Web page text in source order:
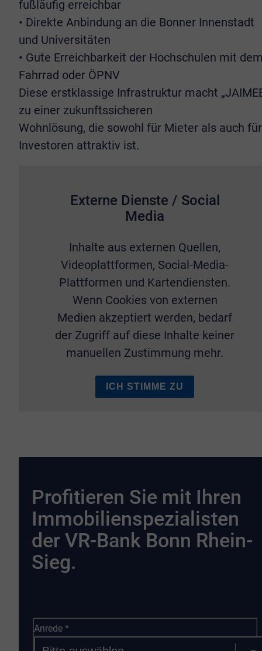
fußläufig erreichbar
• Direkte Anbindung an die Bonner Innenstadt
und Universitäten
• Gute Erreichbarkeit der Hochschulen mit
Fahrrad oder ÖPNV
Diese erstklassige Infrastruktur macht
zu einer zukunftssicheren
Wohnlösung, die sowohl für Mieter als auch für
Investoren attraktiv ist.
Externe Dienste / Social
Media
Inhalte aus externen Quellen,
Videoplattformen, Social-Media-
Plattformen und Kartendiensten.
Wenn Cookies von externen
Medien akzeptiert werden, bedarf
der Zugriff auf diese Inhalte keiner
manuellen Zustimmung mehr.
ICH STIMME ZU
Profitieren Sie mit Ihren
Immobilienspezialisten
der VR-Bank Bonn Rhein-
Sieg.
Anrede*